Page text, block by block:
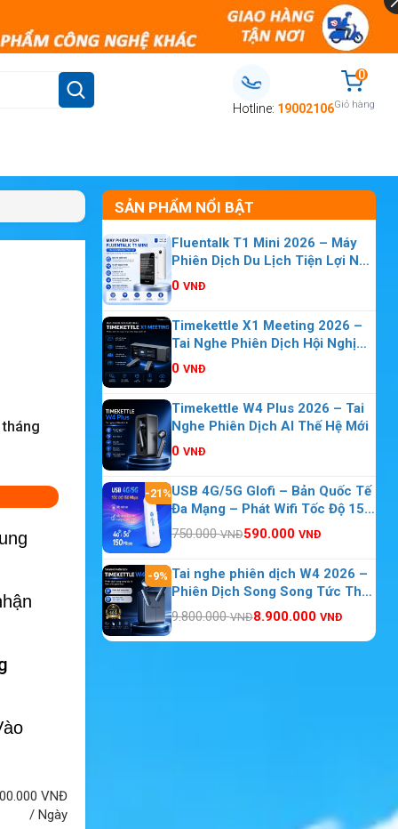
Hotline: 19002106
0
Giỏ hàng
VNĐ
/ Ngày
SẢN PHẨM NỔI BẬT
Fluentalk T1 Mini 2026 – Máy
Phiên Dịch Du Lịch Tiện Lợi Nhỏ
Gọn
0 VNĐ
Timekettle X1 Meeting 2026 –
Tai Nghe Phiên Dịch Hội Nghị
Nhiều Người
0 VNĐ
Timekettle W4 Plus 2026 – Tai
Nghe Phiên Dịch AI Thế Hệ Mới
0 VNĐ
-21%USB 4G/5G Glofi – Bản Quốc Tế
Đa Mạng – Phát Wifi Tốc Độ 150
Mbps 10 Thiết Bị Kết Nối
750.000VNĐ590.000 VNĐ
-9% Tai nghe phiên dịch W4 2026 –
Phiên Dịch Song Song Tức Thời
Theo Thời Gian Thực
9.800.000VNĐ8.900.000 VNĐ